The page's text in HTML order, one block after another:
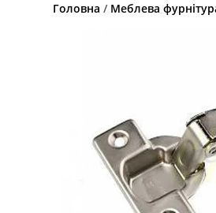
Головна / Меблева